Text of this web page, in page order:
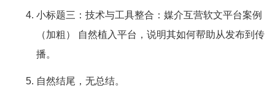
小标题三：技术与工具整合：媒介互营软文平台案例
（加粗） 自然植入平台，说明其如何帮助从发布到传
播。
自然结尾，无总结。